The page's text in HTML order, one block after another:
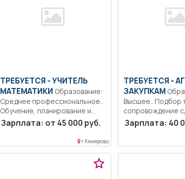
ТРЕБУЕТСЯ - УЧИТЕЛЬ
МАТЕМАТИКИ
Среднее профессиональное..
Обучение, планирование и
проведение уроков, оценку...
Зарплата: от 45 000 руб.
г Кемерово
ТРЕБУЕТСЯ -
ЗАКУПКАМОбразование:
Высшее.. Подбор
сопровождение
командировки..
рабочий...
Зарплата: 40